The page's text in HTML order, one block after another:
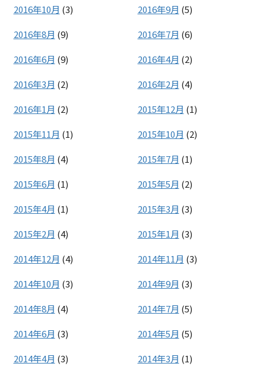
2016年10月 (3) 2016年9月 (5)
2016年8月 (9) 2016年7月 (6)
2016年6月 (9) 2016年4月 (2)
2016年3月 (2) 2016年2月 (4)
2016年1月 (2) 2015年12月 (1)
2015年11月 (1) 2015年10月 (2)
2015年8月 (4) 2015年7月 (1)
2015年6月 (1) 2015年5月 (2)
2015年4月 (1) 2015年3月 (3)
2015年2月 (4) 2015年1月 (3)
2014年12月 (4) 2014年11月 (3)
2014年10月 (3) 2014年9月 (3)
2014年8月 (4) 2014年7月 (5)
2014年6月 (3) 2014年5月 (5)
2014年4月 (3) 2014年3月 (1)